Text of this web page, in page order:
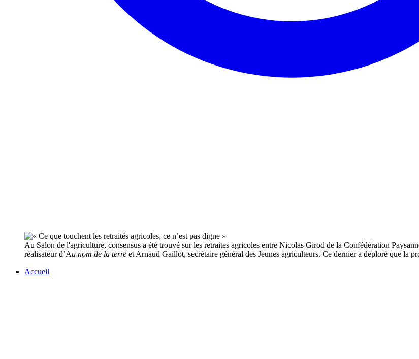
Au Salon de l'agriculture, consensus a été trouvé sur les retraites agricoles entre Nicolas Girod de la Confédération
réalisateur d’Au nom de la terre et Arnaud Gaillot, secrétaire général des Jeunes agriculteurs. Ce dernier a déploré que la
Accueil